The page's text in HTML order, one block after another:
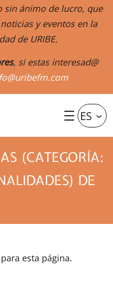
sin ánimo de lucro, que
y eventos en la
de URIBE.
, si estas interesad@
ES
(CATEGORÍA:
DE
esta página.